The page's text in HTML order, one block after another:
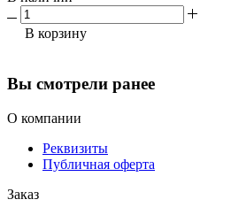
В корзину
Вы смотрели ранее
О компании
Реквизиты
Публичная оферта
Заказ